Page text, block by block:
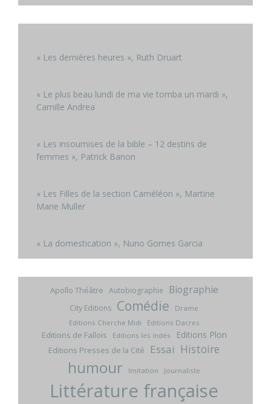
« Les dernières heures », Ruth Druart
« Le plus beau lundi de ma vie tomba un mardi »,
Camille Andrea
« Les insoumises de la bible – 12 destins de
femmes », Patrick Banon
« Les Filles de la section Caméléon », Martine
Marie Muller
« La domestication », Nuno Gomes Garcia
Apollo Théâtre Autobiographie Biographie
City Editions Comédie
Drame
Editions Cherche Midi
Editions Dacres
Editions de Fallois Editions les indés Editions Plon
Editions Presses de la Cité Essai Histoire
humour Imitation Journaliste
Littérature française